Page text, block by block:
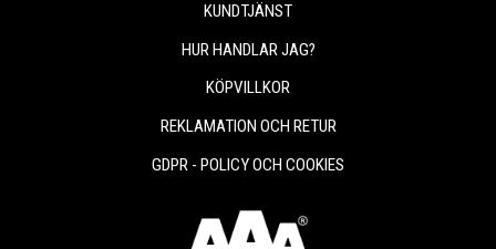
KUNDTJÄNST
HUR HANDLAR JAG?
KÖPVILLKOR
REKLAMATION OCH RETUR
GDPR - POLICY OCH COOKIES